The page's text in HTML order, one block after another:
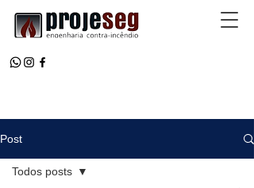
Post
Todos posts